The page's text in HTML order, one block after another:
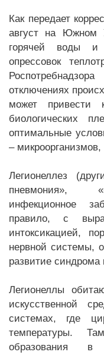
Как передает
август на Южном
горячей воды и
опрессовок
отключениях
может привести
биологических
оптимальные
–
Легионеллез
пневмония»,
инфекционное
правило, с
интоксикацией,
нервной системы,
развитие синдрома
Легионеллы
искусственной
системах, где
температуры.
образования в